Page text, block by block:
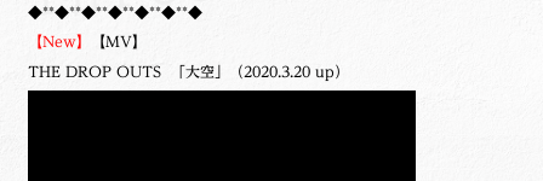
◆**◆**◆**◆**◆**◆**◆
【New】 【MV】
THE DROP OUTS 「大空」（2020.3.20 up）